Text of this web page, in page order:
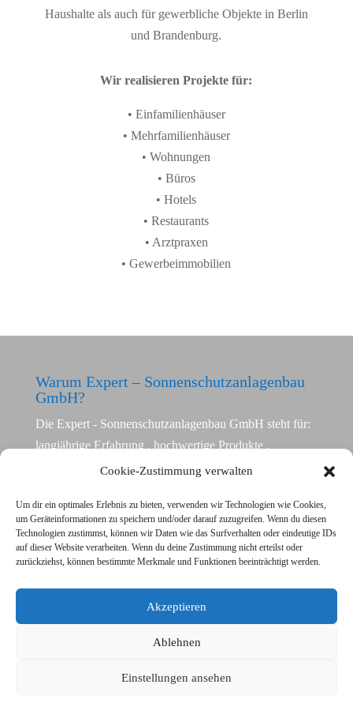
Cookie-Zustimmung verwalten
Um dir ein optimales Erlebnis zu bieten, verwenden wir Technologien wie Cookies,
um Geräteinformationen zu speichern und/oder darauf zuzugreifen. Wenn du diesen
Technologien zustimmst, können wir Daten wie das Surfverhalten oder eindeutige IDs
auf dieser Website verarbeiten. Wenn du deine Zustimmung nicht erteilst oder
zurückziehst, können bestimmte Merkmale und Funktionen beeinträchtigt werden.
Akzeptieren
Ablehnen
Einstellungen ansehen
Haushalte als auch für gewerbliche Objekte in Berlin
und Brandenburg.
Wir realisieren Projekte für:
• Einfamilienhäuser
• Mehrfamilienhäuser
• Wohnungen
• Büros
• Hotels
• Restaurants
• Arztpraxen
• Gewerbeimmobilien
Warum Expert – Sonnenschutzanlagenbau
GmbH?
Die Expert - Sonnenschutzanlagenbau GmbH steht für:
langjährige Erfahrung , hochwertige Produkte ,
individuelle Lösungen , moderne Technik ,
regionale Betreuung in Berlin und Brandenburg.
Unser Ziel ist es, funktionale und optisch ansprechende
Sonnenschutz- und Beschattungslösungen zu schaffen,
die Komfort, Sicherheit und Wohnqualität nachhaltig
© Expert - Sonnenschutzanlagenbau GmbH